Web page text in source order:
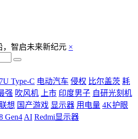
×
Type-C 电动汽车 侵权 比尔盖茨 耗
强 吹风机 上市 印度男子 自研光刻机
想 国产游戏 显示器 用电量 4K护眼
Gen4AI Redmi显示器